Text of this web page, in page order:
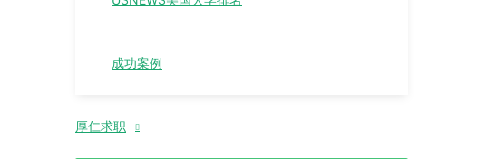
成功案例
厚仁求职